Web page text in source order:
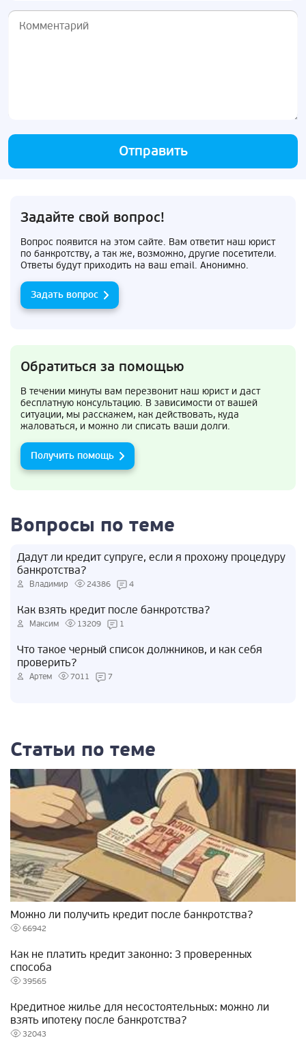
Отправить
Задайте свой вопрос!
Вопрос появится на этом сайте. Вам ответит наш юрист
по банкротству, а так же, возможно, другие посетители.
Ответы будут приходить на ваш email. Анонимно.
Задать вопрос
Обратиться за помощью
В течении минуты вам перезвонит наш юрист и даст
бесплатную консультацию. В зависимости от вашей
ситуации, мы расскажем, как действовать, куда
жаловаться, и можно ли списать ваши долги.
Получить помощь
Вопросы по теме
Дадут ли кредит супруге, если я прохожу процедуру
банкротства?
Владимир 24386 4
Как взять кредит после банкротства?
Максим 13209 1
Что такое черный список должников, и как себя
проверить?
Артем 7011 7
Статьи по теме
Можно ли получить кредит после банкротства?
66942
Как не платить кредит законно: 3 проверенных
способа
39565
Кредитное жилье для несостоятельных: можно ли
взять ипотеку после банкротства?
32043